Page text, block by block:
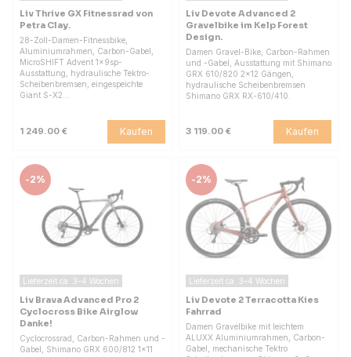
Liv Thrive GX Fitnessrad von
Petra Clay.
28-Zoll-Damen-Fitnessbike,
Aluminiumrahmen, Carbon-Gabel,
MicroSHIFT Advent 1x9sp-
Ausstattung, hydraulische Tektro-
Scheibenbremsen, eingespeichte
Giant S-X2…
1 249.00 € Kaufen
Liv Devote Advanced 2
Gravelbike im Kelp Forest
Design.
Damen Gravel-Bike, Carbon-Rahmen
und -Gabel, Ausstattung mit Shimano
GRX 610/820 2x12 Gängen,
hydraulische Scheibenbremsen
Shimano GRX RX-610/410.
3 119.00 € Kaufen
-2%
Lieferzeit ca. 3–4 Wochen
Liv Brava Advanced Pro 2
Cyclocross Bike Airglow
Danke!
Cyclocrossrad, Carbon-Rahmen und -
Gabel, Shimano GRX 600/812 1x11
-2%
Lieferzeit ca. 3–4 Wochen
Liv Devote 2 Terracotta Kies
Fahrrad
Damen Gravelbike mit leichtem
ALUXX Aluminiumrahmen, Carbon-
Gabel, mechanische Tektro